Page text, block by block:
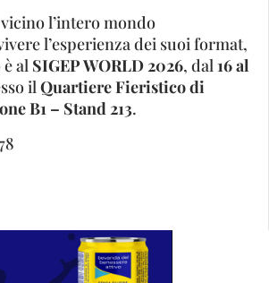
l’intero mondo
l’esperienza dei suoi format,
al SIGEP WORLD 2026, dal 16 al
ilQuartiere Fieristico di
B1 – Stand 213.